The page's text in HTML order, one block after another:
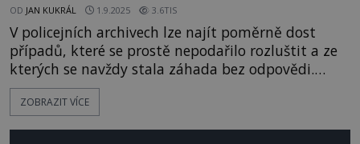
OD JAN KUKRÁL 1.9.2025 3.6TIS
V policejních archivech lze najít poměrně dost
případů, které se prostě nepodařilo rozluštit a ze
kterých se navždy stala záhada bez odpovědi.
Jeden z těch nejpodivnějších nedávno zveřejnil
britský patolog Mike Silverman. A k překvapení
ZOBRAZIT VÍCE